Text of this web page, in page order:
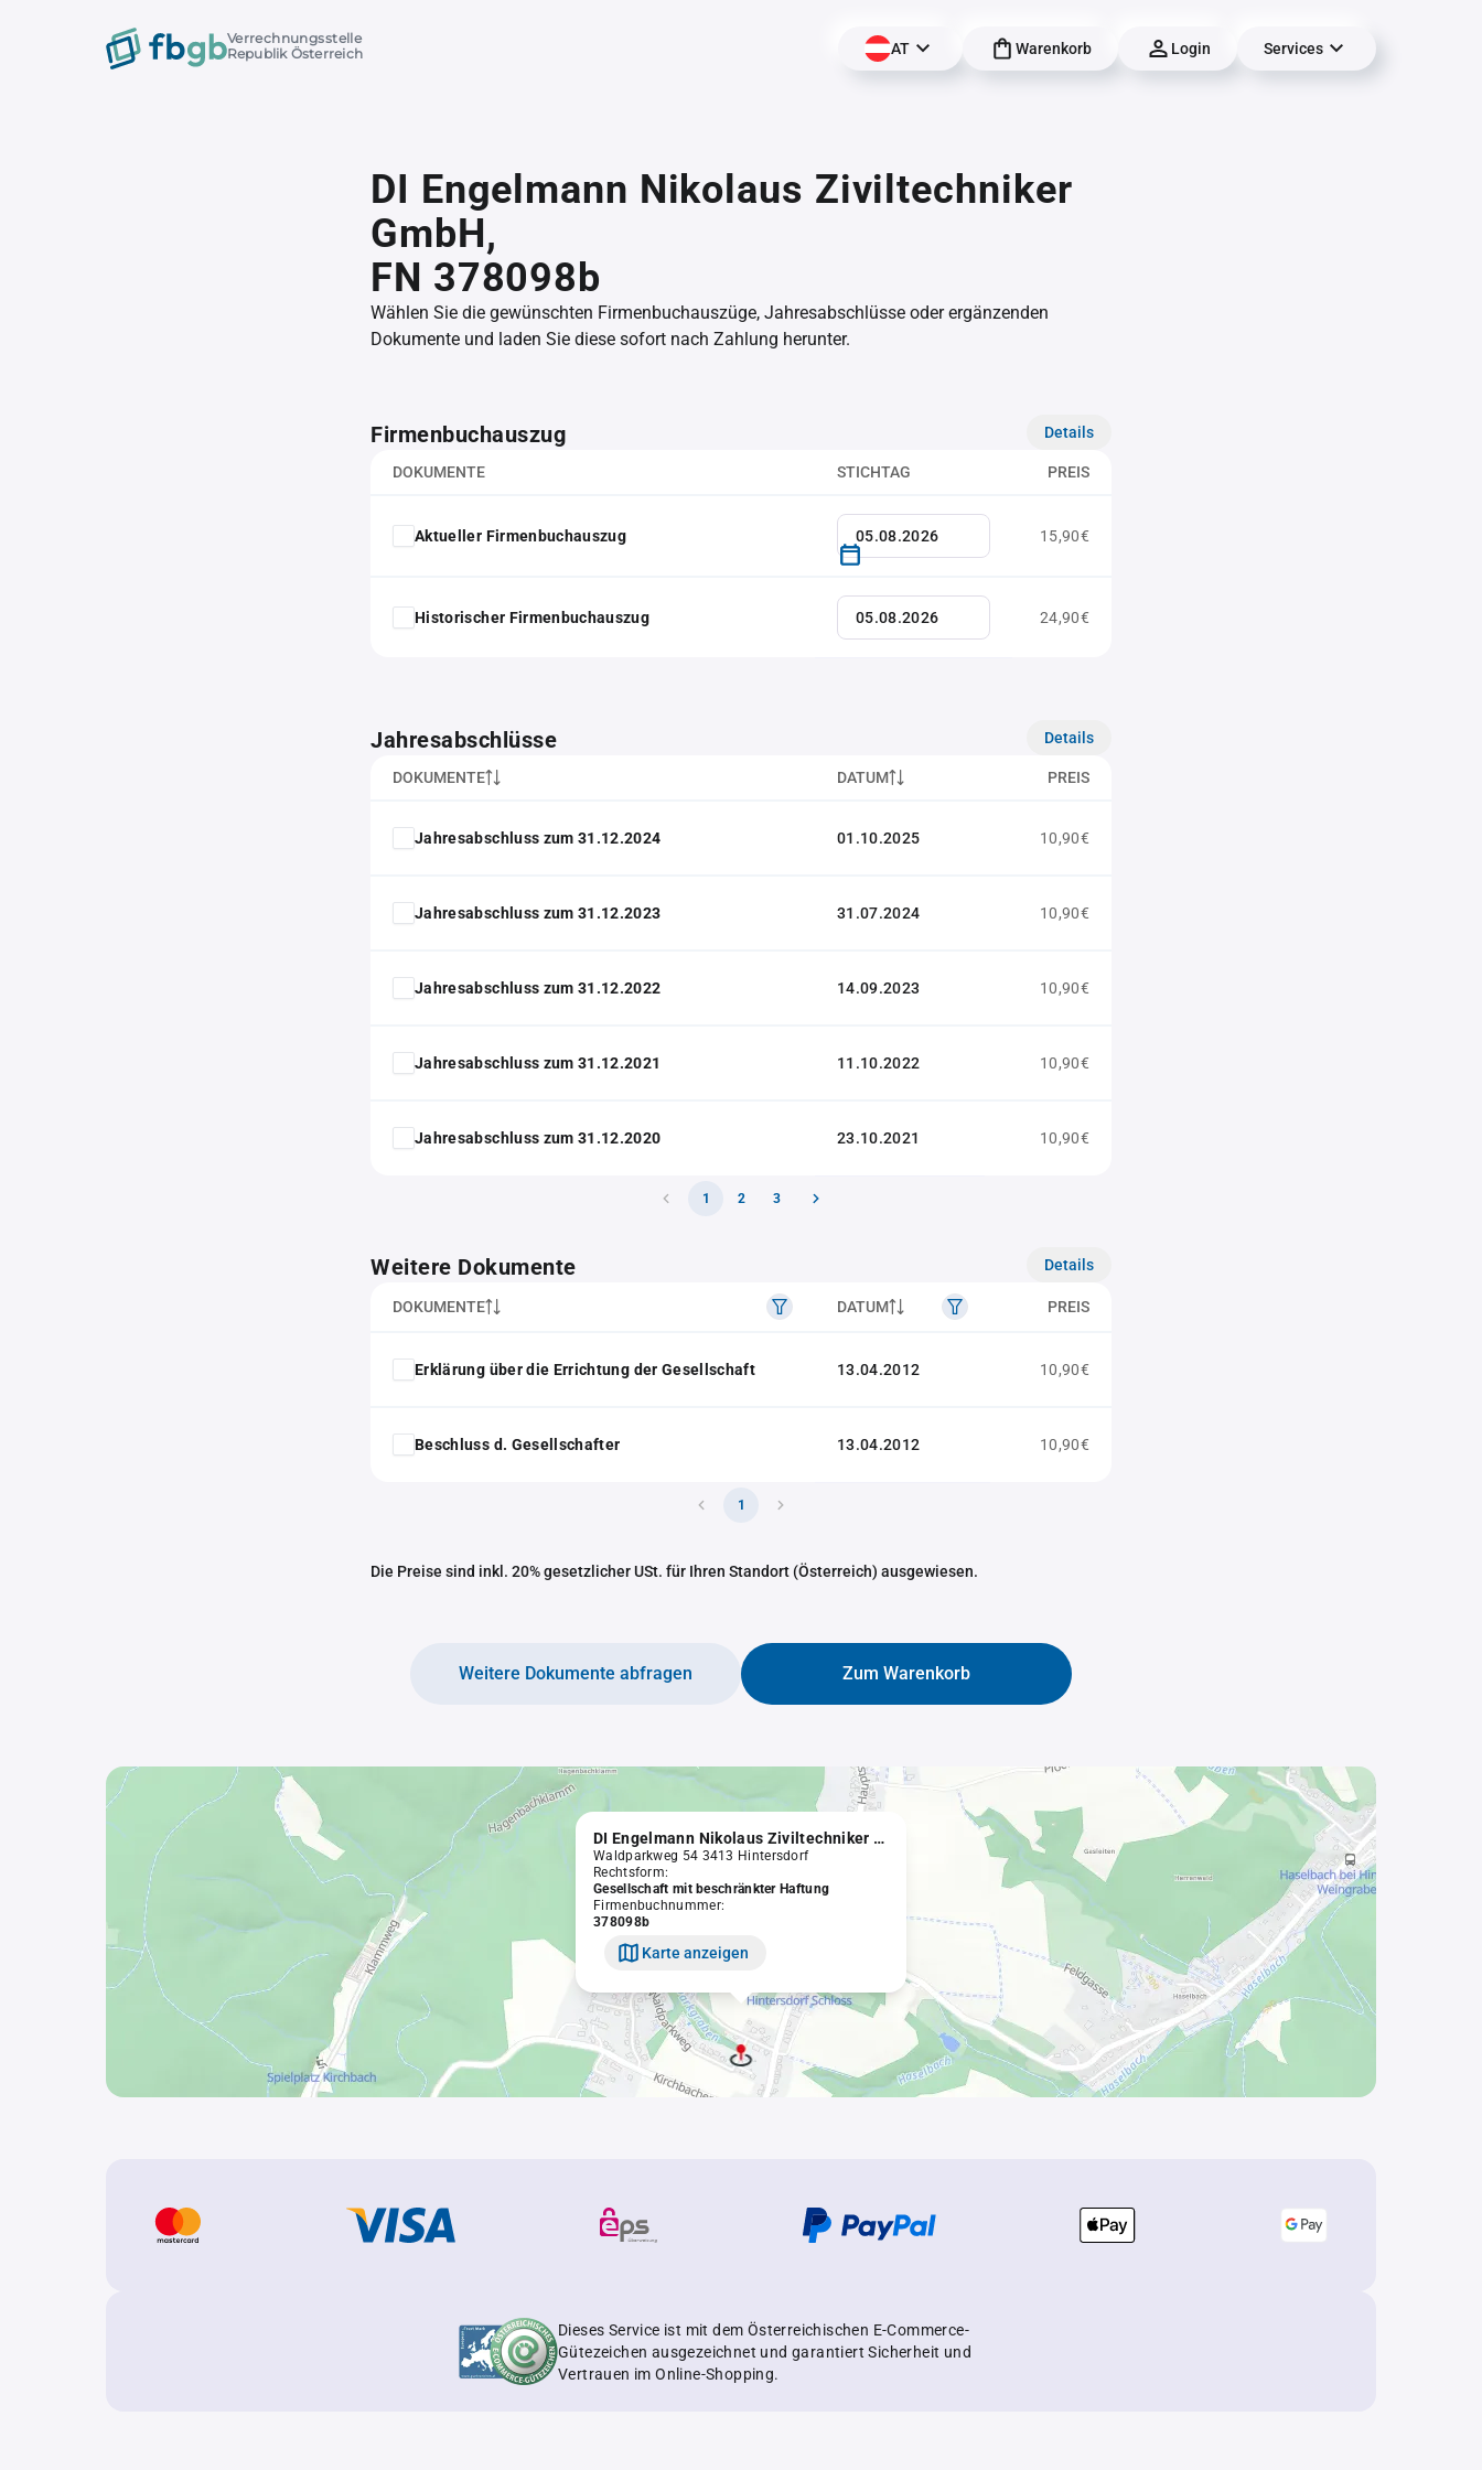
Verrechnungsstelle
Republik Österreich
AT Warenkorb Login Services
DI Engelmann Nikolaus Ziviltechniker
GmbH,
FN 378098b
Wählen Sie die gewünschten Firmenbuchauszüge, Jahresabschlüsse oder ergänzenden
Dokumente und laden Sie diese sofort nach Zahlung herunter.
Firmenbuchauszug Details
DOKUMENTE STICHTAG PREIS
Aktueller Firmenbuchauszug 15,90€
Historischer Firmenbuchauszug 24,90€
Jahresabschlüsse Details
DOKUMENTE DATUM PREIS
Jahresabschluss zum 31.12.2024 01.10.2025 10,90€
Jahresabschluss zum 31.12.2023 31.07.2024 10,90€
Jahresabschluss zum 31.12.2022 14.09.2023 10,90€
Jahresabschluss zum 31.12.2021 11.10.2022 10,90€
Jahresabschluss zum 31.12.2020 23.10.2021 10,90€
1 2 3
Weitere Dokumente Details
DOKUMENTE DATUM PREIS
Erklärung über die Errichtung der Gesellschaft 13.04.2012 10,90€
Beschluss d. Gesellschafter 13.04.2012 10,90€
1
Die Preise sind inkl. 20% gesetzlicher USt. für Ihren Standort (Österreich) ausgewiesen.
Zum Warenkorb
Weitere Dokumente abfragen
DI Engelmann Nikolaus Ziviltechniker GmbH
Waldparkweg 54 3413 Hintersdorf
Rechtsform:
Gesellschaft mit beschränkter Haftung
Firmenbuchnummer:
378098b
Karte anzeigen
Dieses Service ist mit dem Österreichischen E-Commerce-
Gütezeichen ausgezeichnet und garantiert Sicherheit und
Vertrauen im Online-Shopping.